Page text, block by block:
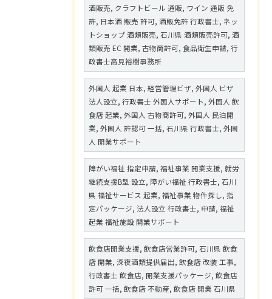
酒販売, クラフトビール 通販, ワイン 通販 免
許, 日本酒 販売 許可, 酒販免許 行政書士, ネッ
トショップ 酒類販売, 石川県 酒類販売許可, 酒
類販売 EC 開業, 古物商許可, 食品衛生申請, 行
政書士高見裕樹事務所
外国人 起業 日本, 経営管理ビザ, 外国人 ビザ
法人設立, 行政書士 外国人サポート, 外国人 飲
食店 起業, 外国人 古物商許可, 外国人 民泊開
業, 外国人 許認可 一括, 石川県 行政書士, 外国
人 開業サポート
障がい福祉 指定申請, 福祉事業 開業支援, 就労
継続支援B型 設立, 障がい福祉 行政書士, 石川
県 福祉サービス 起業, 福祉事業 物件探し, 指
定パッケージ, 法人設立 行政書士, 申請, 福祉
起業 福祉施設 開業サポート
飲食店開業支援, 飲食店営業許可, 石川県 飲食
店 開業, 深夜酒類提供届出, 飲食店 改装 工事,
行政書士 飲食店, 開業支援パッケージ, 飲食店
許可 一括, 飲食店 不動産, 飲食店 開業 石川県